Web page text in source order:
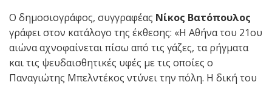
Ο δημοσιογράφος, συγγραφέας Νίκος Βατόπουλος
γράφει στον κατάλογο της έκθεσης: «Η Αθήνα του 21ου
αιώνα αχνοφαίνεται πίσω από τις γάζες, τα ρήγματα
και τις ψευδαισθητικές υφές με τις οποίες ο
Παναγιώτης Μπελντέκος ντύνει την πόλη. Η δική του